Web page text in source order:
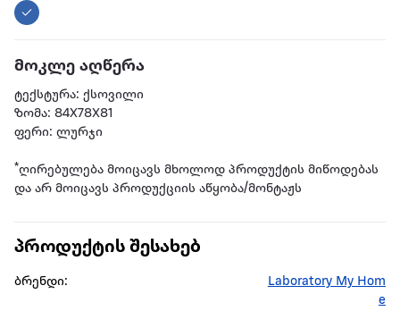
მოკლე აღწერა
ტექსტურა: ქსოვილი
ზომა: 84X78X81
ფერი: ლურჯი
*ღირებულება მოიცავს მხოლოდ პროდუქტის მიწოდებას
და არ მოიცავს პროდუქციის აწყობა/მონტაჟს
პროდუქტის შესახებ
ბრენდი:
Laboratory My Hom
e